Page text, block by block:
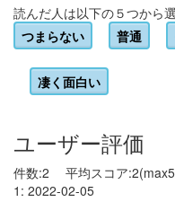
読んだ人は以下の５つから
つまらない
普通
凄く面白い
ユーザー評価
件数:2 平均スコア
1: 2022-02-05